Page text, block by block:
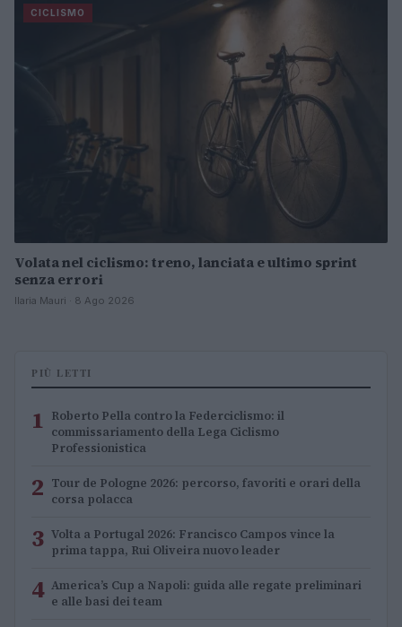
CICLISMO
Volata nel ciclismo: treno, lanciata e ultimo sprint
senza errori
Ilaria Mauri · 8 Ago 2026
PIÙ LETTI
1 Roberto Pella contro la Federciclismo: il
commissariamento della Lega Ciclismo
Professionistica
2 Tour de Pologne 2026: percorso, favoriti e orari della
corsa polacca
3 Volta a Portugal 2026: Francisco Campos vince la
prima tappa, Rui Oliveira nuovo leader
4 America’s Cup a Napoli: guida alle regate preliminari
e alle basi dei team